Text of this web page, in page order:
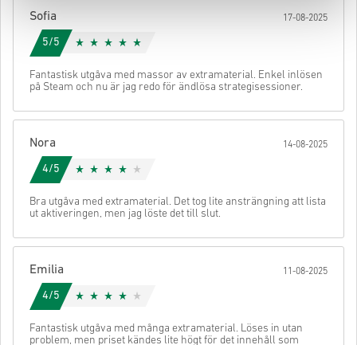
Sofia 17-08-2025
5/5
Fantastisk utgåva med massor av extramaterial. Enkel inlösen
på Steam och nu är jag redo för ändlösa strategisessioner.
Nora 14-08-2025
4/5
Bra utgåva med extramaterial. Det tog lite ansträngning att lista
ut aktiveringen, men jag löste det till slut.
Emilia 11-08-2025
4/5
Fantastisk utgåva med många extramaterial. Löses in utan
problem, men priset kändes lite högt för det innehåll som